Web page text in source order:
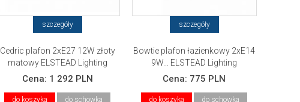
szczegóły
Cedric plafon 2xE27 12W złoty
matowy ELSTEAD Lighting
Cena: 1 292 PLN
do koszyka do schowka
szczegóły
Bowtie plafon łazienkowy 2xE14
9W... ELSTEAD Lighting
Cena: 775 PLN
do koszyka do schowka